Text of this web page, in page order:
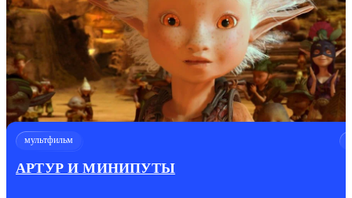
мультфильм
АРТУР И МИНИПУТЫ